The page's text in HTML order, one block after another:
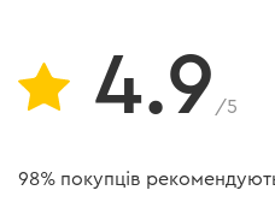
Кількість обертів холостого
Довжина леза
4.9 /5
98% покупців